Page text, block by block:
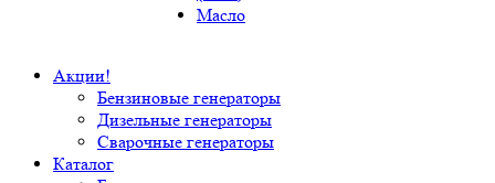
Масло
Акции!
Бензиновые генераторы
Дизельные генераторы
Сварочные генераторы
Каталог